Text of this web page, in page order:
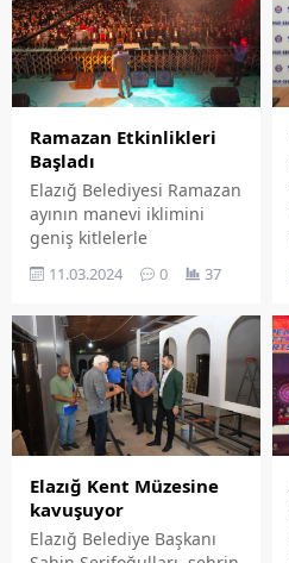
Ramazan Etkinlikleri
Başladı
Elazığ Belediyesi Ramazan
ayının manevi iklimini
geniş kitlelerle
buluşturacağı geleneksel
Ramazan ayı etkinliklerine
tamamladı.
11.03.2024 0 37
Elazığ Kent Müzesine
kavuşuyor
Elazığ Belediye Başkanı